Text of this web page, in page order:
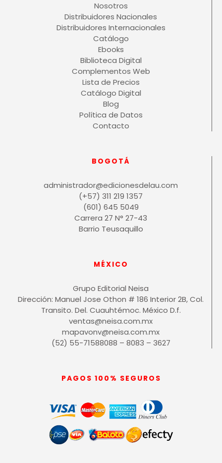
Nosotros
Distribuidores Nacionales
Distribuidores Internacionales
Catálogo
Ebooks
Biblioteca Digital
Complementos Web
Lista de Precios
Catálogo Digital
Blog
Política de Datos
Contacto
BOGOTÁ
administrador@edicionesdelau.com
(+57) 311 219 1357
(601) 645 5049
Carrera 27 N° 27-43
Barrio Teusaquillo
MÉXICO
Grupo Editorial Neisa
Dirección: Manuel Jose Othon # 186 Interior 2B, Col.
Transito. Del. Cuauhtémoc. México D.f.
ventas@neisa.com.mx
mapavonv@neisa.com.mx
(52) 55-71588088 – 8083 – 3627
PAGOS 100% SEGUROS